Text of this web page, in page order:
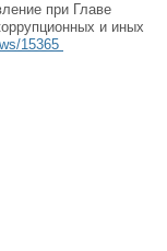
при Главе
и иных
15365